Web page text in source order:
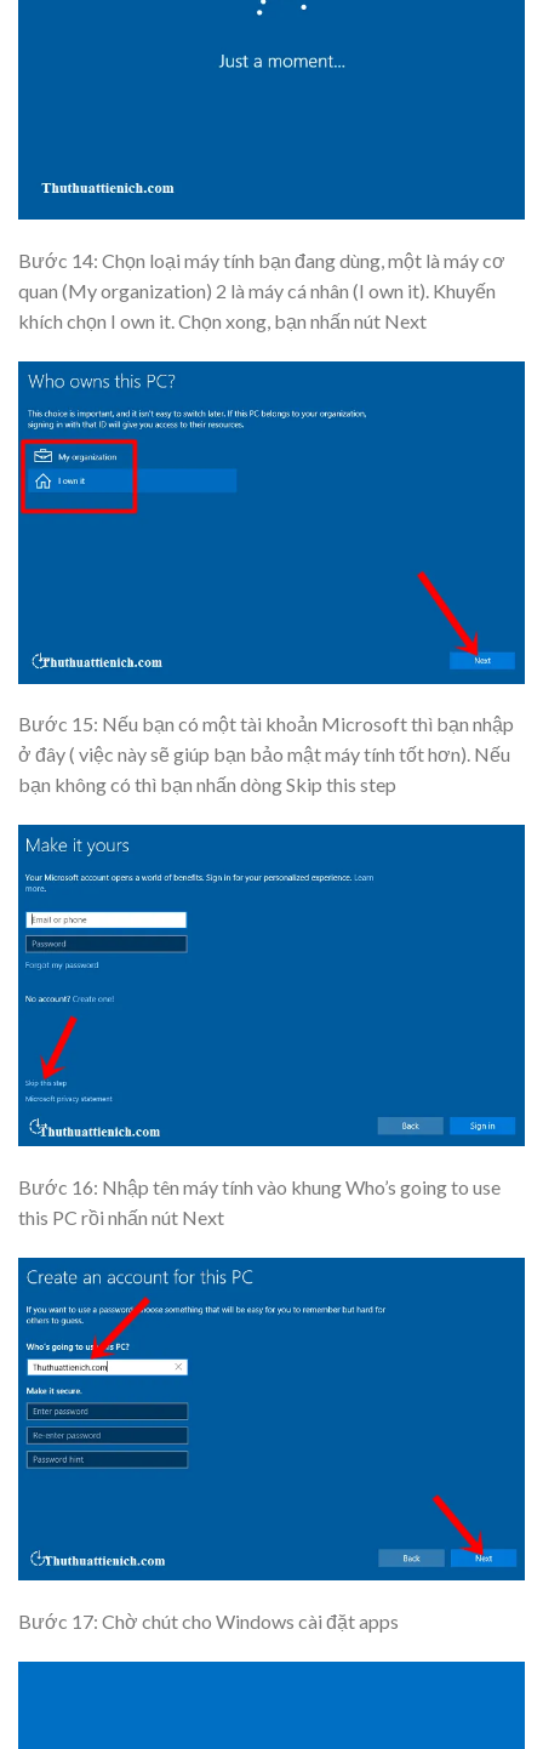
Bước 14: Chọn loại máy tính bạn đang dùng, một là máy cơ
quan (My organization) 2 là máy cá nhân (I own it). Khuyến
khích chọn I own it. Chọn xong, bạn nhấn nút Next
Bước 15: Nếu bạn có một tài khoản Microsoft thì bạn nhập
ở đây ( việc này sẽ giúp bạn bảo mật máy tính tốt hơn). Nếu
bạn không có thì bạn nhấn dòngSkip this step
Bước 16: Nhập tên máy tính vào khungWho’s going to use
this PC rồi nhấn nút Next
Bước 17: Chờ chút cho Windows cài đặt apps